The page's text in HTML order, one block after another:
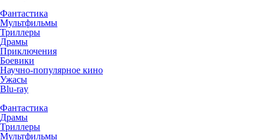
Фантастика
Мультфильмы
Триллеры
Драмы
Приключения
Боевики
Научно-популярное кино
Ужасы
Blu-ray
Фантастика
Драмы
Триллеры
Мультфильмы